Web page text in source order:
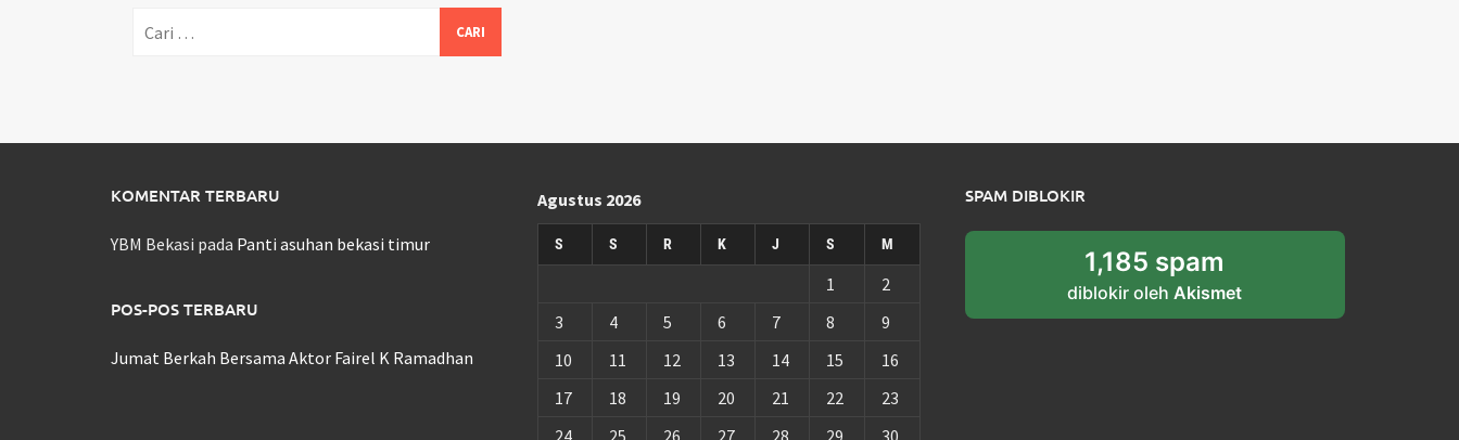
untuk:
KOMENTAR TERBARU
YBM Bekasi pada Panti asuhan bekasi timur
POS-POS TERBARU
Jumat Berkah Bersama Aktor Fairel K Ramadhan
Agustus 2026
S S R K J S M
1
2
3
4 5 6 7 8
9
10
11 12 13 14 15
16
17
18 19 20 21 22
23
24
25 26 27 28 29 30
SPAM DIBLOKIR
1,185 spam
diblokir olehAkismet